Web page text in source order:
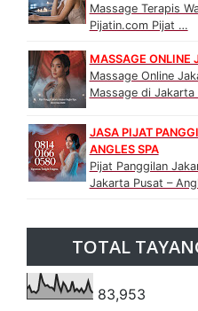
Massage Terapis
Pijatin.com Pijat …
MASSAGE ONLINE
Massage Online
Massage di
JASA PIJAT
ANGLES SPA
Pijat Panggilan
Jakarta Pusat –
TOTAL
83,953